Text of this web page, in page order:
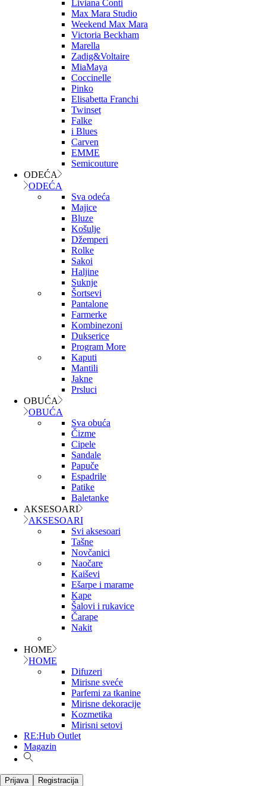
Liviana Conti
Max Mara Studio
Weekend Max Mara
Victoria Beckham
Marella
Zadig&Voltaire
MiaMaya
Coccinelle
Pinko
Elisabetta Franchi
Twinset
Falke
i Blues
Carven
EMME
Semicouture
ODEĆA
ODEĆA
Sva odeća
Majice
Bluze
Košulje
Džemperi
Rolke
Sakoi
Haljine
Suknje
Šortsevi
Pantalone
Farmerke
Kombinezoni
Dukserice
Program More
Kaputi
Mantili
Jakne
Prsluci
OBUĆA
OBUĆA
Sva obuća
Čizme
Cipele
Sandale
Papuče
Espadrile
Patike
Baletanke
AKSESOARI
AKSESOARI
Svi aksesoari
Tašne
Novčanici
Naočare
Kaiševi
Ešarpe i marame
Kape
Šalovi i rukavice
Čarape
Nakit
HOME
HOME
Difuzeri
Mirisne sveće
Parfemi za tkanine
Mirisne dekoracije
Kozmetika
Mirisni setovi
RE:Hub Outlet
Magazin
Prijava Registracija